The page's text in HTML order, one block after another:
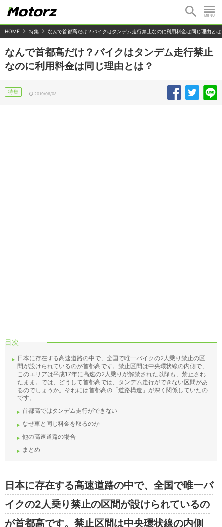
HOME 特集 なんで首都高だけ？バイクはタンデム走行禁止なのに利用料金は同じ理由とは
なんで首都高だけ？バイクはタンデム走行禁止
なのに利用料金は同じ理由とは？
特集 2019/06/08
目次
日本に存在する高速道路の中で、全国で唯一バイクの2人乗り禁止の区
間が設けられているのが首都高です。禁止区間は中央環状線の内側で、
このエリアは平成17年に高速の2人乗りが解禁された以降も、禁止され
たまま。では、どうして首都高では、タンデム走行ができない区間があ
るのでしょうか。それには首都高の「道路構造」が深く関係していたの
です。
首都高ではタンデム走行ができない
なぜ車と同じ料金を取るのか
他の高速道路の場合
まとめ
日本に存在する高速道路の中で、全国で唯一バ
イクの2人乗り禁止の区間が設けられているの
が首都高です。禁止区間は中央環状線の内側